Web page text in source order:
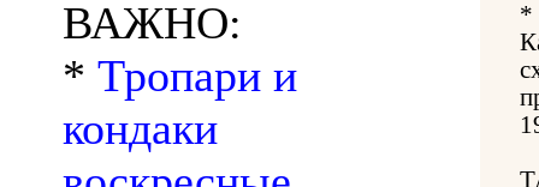
ВАЖНО:
* Тропари и
кондаки
*